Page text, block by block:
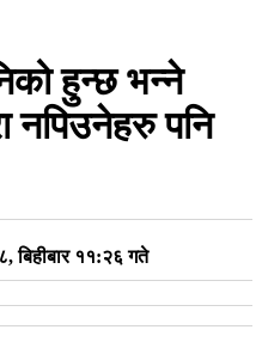
हुन्छ भन्ने
नपिउनेहरु पनि
बिहीबार ११:२६ गते